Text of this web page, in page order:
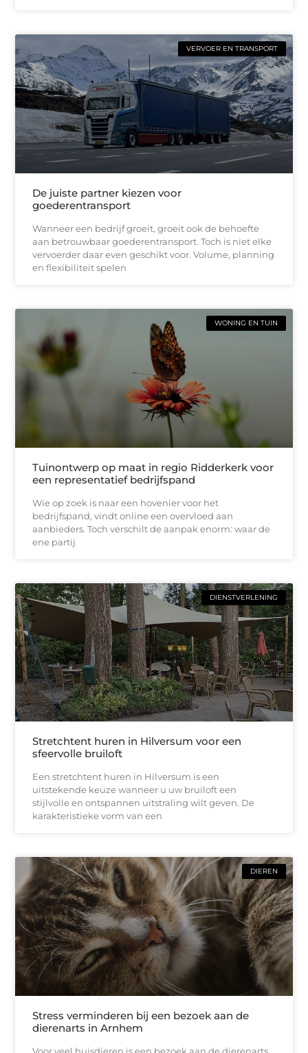
VERVOER EN TRANSPORT
De juiste partner kiezen voor
goederentransport
Wanneer een bedrijf groeit, groeit ook de behoefte
aan betrouwbaar goederentransport. Toch is niet elke
vervoerder daar even geschikt voor. Volume, planning
en flexibiliteit spelen
WONING EN TUIN
Tuinontwerp op maat in regio Ridderkerk voor
een representatief bedrijfspand
Wie op zoek is naar een hovenier voor het
bedrijfspand, vindt online een overvloed aan
aanbieders. Toch verschilt de aanpak enorm: waar de
ene partij
DIENSTVERLENING
Stretchtent huren in Hilversum voor een
sfeervolle bruiloft
Een stretchtent huren in Hilversum is een
uitstekende keuze wanneer u uw bruiloft een
stijlvolle en ontspannen uitstraling wilt geven. De
karakteristieke vorm van een
DIEREN
Stress verminderen bij een bezoek aan de
dierenarts in Arnhem
Voor veel huisdieren is een bezoek aan de dierenarts